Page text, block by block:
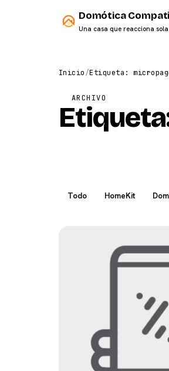
Domótica
Una casa que reacciona
Inicio/Etiqueta:
ARCHIVO
Todo HomeKit